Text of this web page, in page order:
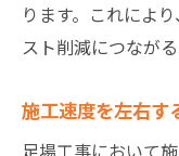
ります。これによ
スト削減につながる
施工速度を左右す
足場工事において